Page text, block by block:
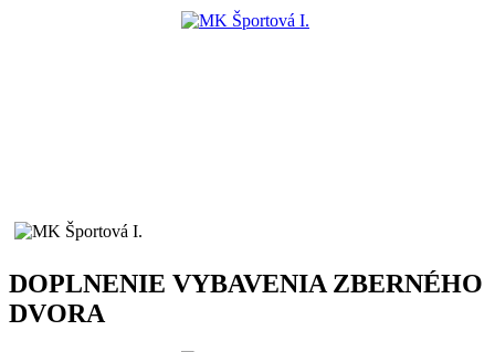
DOPLNENIE VYBAVENIA ZBERNÉHO
DVORA